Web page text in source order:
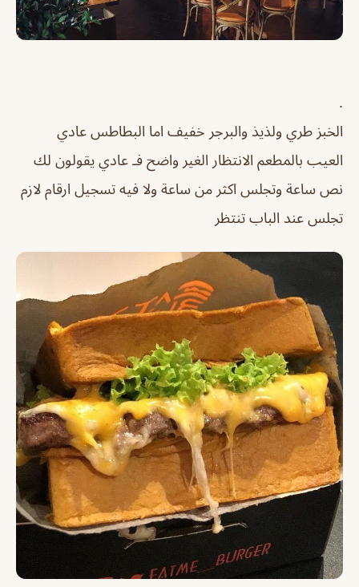
.
الخبز طري ولذيذ والبرجر خفيف اما البطاطس عادي
العيب بالمطعم الانتظار الغير واضح فـ عادي يقولون لك
نص ساعة وتجلس اكثر من ساعة ولا فيه تسجيل ارقام لازم
تجلس عند الباب تنتظر